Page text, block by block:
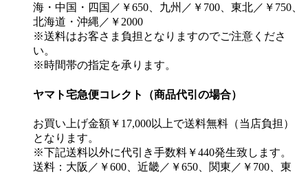
海・中国・四国／￥650、九州／￥700、東北／￥750、
北海道・沖縄／￥2000
※送料はお客さま負担となりますのでご注意くださ
い。
※時間帯の指定を承ります。
ヤマト宅急便コレクト（商品代引の場合）
お買い上げ金額￥17,000以上で送料無料（当店負担）
となります。
※下記送料以外に代引き手数料￥440発生致します。
送料：大阪／￥600、近畿／￥650、関東／￥700、東